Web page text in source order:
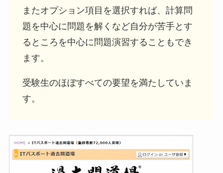
またオプション項目を選択すれば、計算問
題を中心に問題を解くなど自分が苦手とす
るところを中心に問題演習することもでき
ます。
受験生のほぼすべての要望を満たしていま
す。